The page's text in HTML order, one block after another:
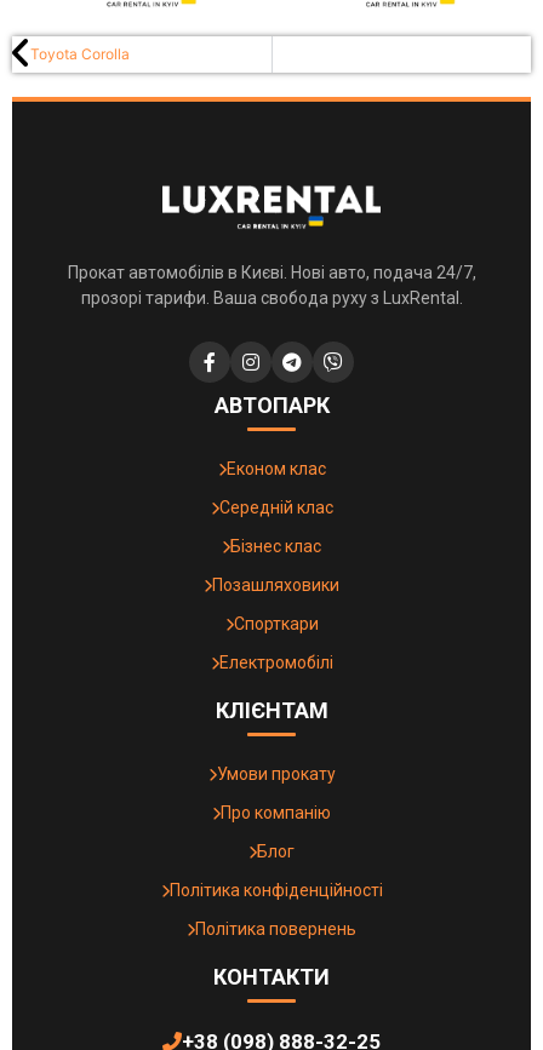
Toyota Corolla
Прокат автомобілів в Києві. Нові авто, подача 24/7,
прозорі тарифи. Ваша свобода руху з LuxRental.
АВТОПАРК
Економ клас
Середній клас
Бізнес клас
Позашляховики
Спорткари
Електромобілі
КЛІЄНТАМ
Умови прокату
Про компанію
Блог
Політика конфіденційності
Політика повернень
КОНТАКТИ
+38 (098) 888-32-25